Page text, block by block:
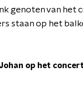
genoten van het
staan op het
op het